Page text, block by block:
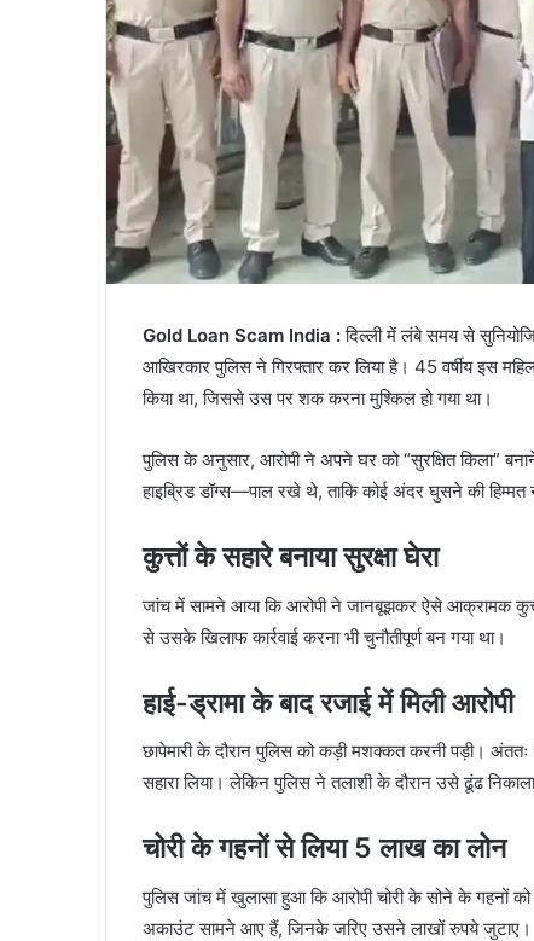
Gold Loan Scam India :दिल्ली में लंबे समय से
आखिरकार पुलिस ने गिरफ्तार कर लिया है। 45 वर्षीय इस
किया था, जिससे उस पर शक करना मुश्किल हो गया था।
पुलिस के अनुसार, आरोपी ने अपने घर को “सुरक्षित किला”
हाइब्रिड डॉग्स—पाल रखे थे, ताकि कोई अंदर घुसने की
कुत्तों के सहारे बनाया सुरक्षा घेरा
जांच में सामने आया कि आरोपी ने जानबूझकर ऐसे आक्रामक
से उसके खिलाफ कार्रवाई करना भी चुनौतीपूर्ण बन गया था।
हाई-ड्रामा के बाद रजाई में मिली आरोपी
छापेमारी के दौरान पुलिस को कड़ी मशक्कत करनी पड़ी।
सहारा लिया। लेकिन पुलिस ने तलाशी के दौरान उसे ढूंढ
चोरी के गहनों से लिया 5 लाख का लोन
पुलिस जांच में खुलासा हुआ कि आरोपी चोरी के सोने के गहनों
अकाउंट सामने आए हैं, जिनके जरिए उसने लाखों रुपये जुटाए।